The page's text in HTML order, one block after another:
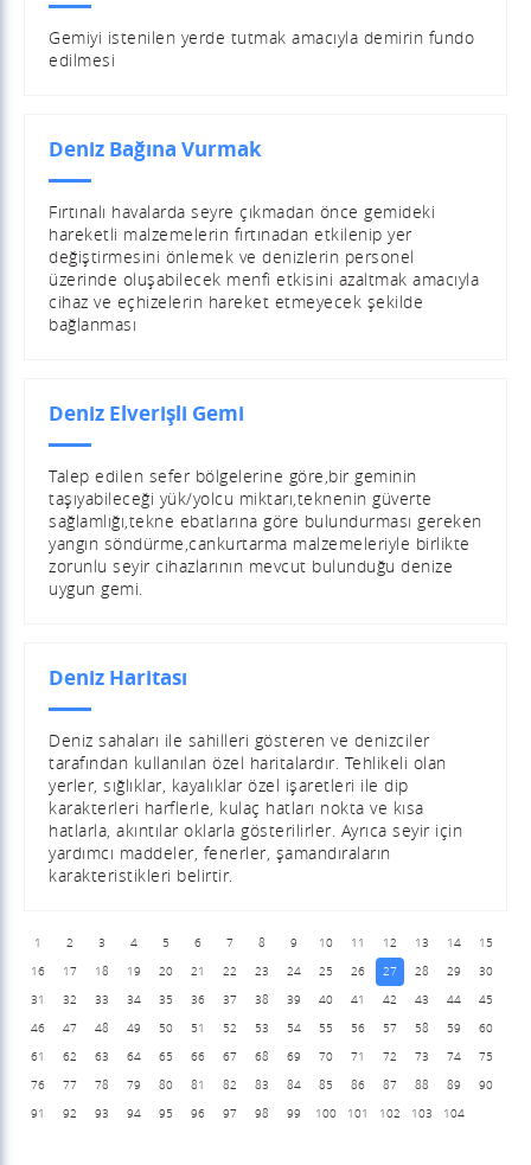
Gemiyi istenilen yerde tutmak amacıyla demirin fundo
edilmesi
Deniz Bağına Vurmak
Fırtınalı havalarda seyre çıkmadan önce gemideki
hareketli malzemelerin fırtınadan etkilenip yer
değiştirmesini önlemek ve denizlerin personel
üzerinde oluşabilecek menfi etkisini azaltmak amacıyla
cihaz ve eçhizelerin hareket etmeyecek şekilde
bağlanması
Deniz Elverişli Gemi
Talep edilen sefer bölgelerine göre,bir geminin
taşıyabileceği yük/yolcu miktarı,teknenin güverte
sağlamlığı,tekne ebatlarına göre bulundurması gereken
yangın söndürme,cankurtarma malzemeleriyle birlikte
zorunlu seyir cihazlarının mevcut bulunduğu denize
uygun gemi.
Deniz Haritası
Deniz sahaları ile sahilleri gösteren ve denizciler
tarafından kullanılan özel haritalardır. Tehlikeli olan
yerler, sığlıklar, kayalıklar özel işaretleri ile dip
karakterleri harflerle, kulaç hatları nokta ve kısa
hatlarla, akıntılar oklarla gösterilirler. Ayrıca seyir için
yardımcı maddeler, fenerler, şamandıraların
karakteristikleri belirtir.
1 2 3 4 5 6 7 8 9 10 11 12 13 14
15
16
17 18 19 20 21 22 23 24 25 26 27 28 29
30
31
32 33 34 35 36 37 38 39 40 41 42 43 44
45
46
47 48 49 50 51 52 53 54 55 56 57 58 59
60
61
62 63 64 65 66 67 68 69 70 71 72 73 74
75
76
77 78 79 80 81 82 83 84 85 86 87 88 89
90
91
92 93 94 95 96 97 98 99 100 101 102 103 104